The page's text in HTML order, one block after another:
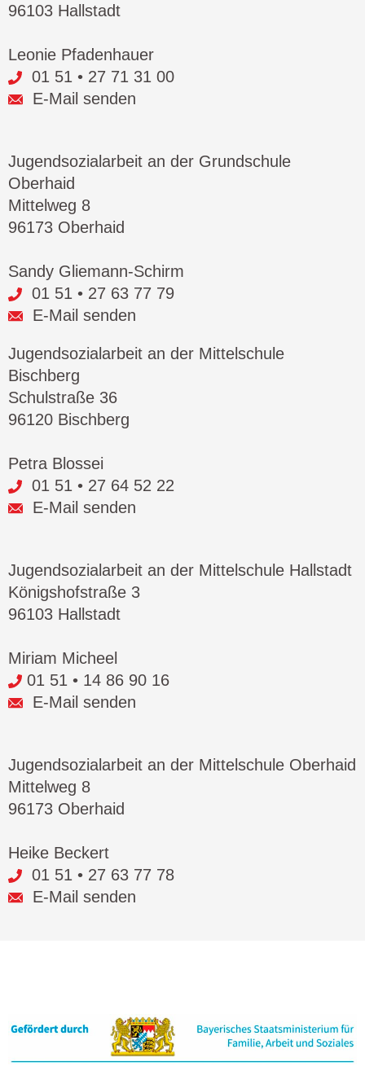
96103 Hallstadt
Leonie Pfadenhauer
01 51 • 27 71 31 00
E-Mail senden
Jugendsozialarbeit an der Grundschule
Oberhaid
Mittelweg 8
96173 Oberhaid
Sandy Gliemann-Schirm
01 51 • 27 63 77 79
E-Mail senden
Jugendsozialarbeit an der Mittelschule
Bischberg
Schulstraße 36
96120 Bischberg
Petra Blossei
01 51 • 27 64 52 22
E-Mail senden
Jugendsozialarbeit an der Mittelschule Hallstadt
Königshofstraße 3
96103 Hallstadt
Miriam Micheel
01 51 • 14 86 90 16
E-Mail senden
Jugendsozialarbeit an der Mittelschule Oberhaid
Mittelweg 8
96173 Oberhaid
Heike Beckert
01 51 • 27 63 77 78
E-Mail senden